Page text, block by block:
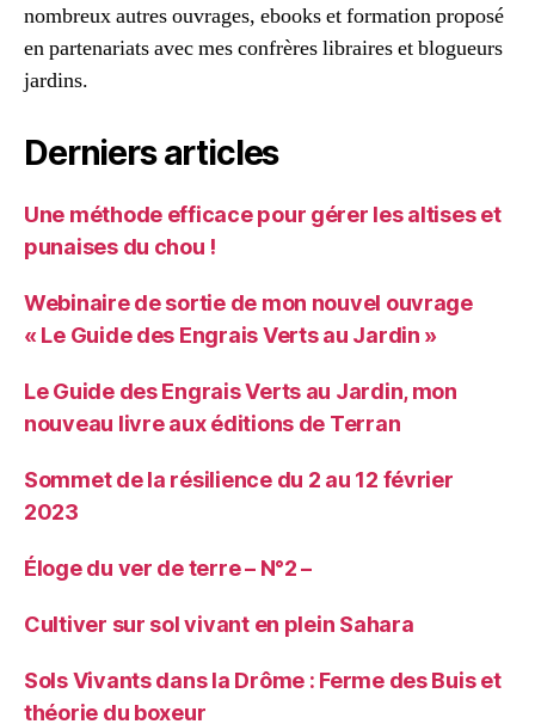
nombreux autres ouvrages, ebooks et formation proposé
en partenariats avec mes confrères libraires et blogueurs
jardins.
Derniers articles
Une méthode efficace pour gérer les altises et
punaises du chou !
Webinaire de sortie de mon nouvel ouvrage
« Le Guide des Engrais Verts au Jardin »
Le Guide des Engrais Verts au Jardin, mon
nouveau livre aux éditions de Terran
Sommet de la résilience du 2 au 12 février
2023
Éloge du ver de terre – N°2 –
Cultiver sur sol vivant en plein Sahara
Sols Vivants dans la Drôme : Ferme des Buis et
théorie du boxeur